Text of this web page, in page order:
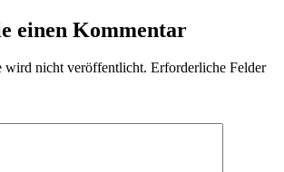
einen Kommentar
wird nicht veröffentlicht. Erforderliche Felder